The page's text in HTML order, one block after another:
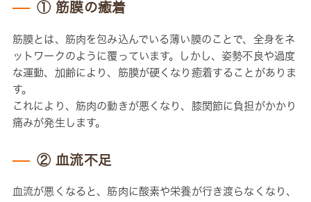
① 筋膜の癒着
筋膜とは、筋肉を包み込んでいる薄い膜のことで、全身をネ
ットワークのように覆っています。しかし、姿勢不良や過度
な運動、加齢により、筋膜が硬くなり癒着することがありま
す。
これにより、筋肉の動きが悪くなり、膝関節に負担がかかり
痛みが発生します。
② 血流不足
血流が悪くなると、筋肉に酸素や栄養が行き渡らなくなり、